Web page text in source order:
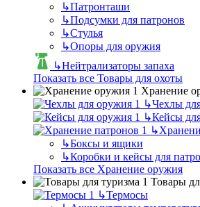
↳Патронташи
↳Подсумки для патронов
↳Стулья
↳Опоры для оружия
↳Нейтрализаторы запаха
Показать все Товары для охоты
Хранение
↳Чехлы
↳Кейсы
↳
↳Боксы и ящики
↳Коробки и кейсы для
Показать все Хранение оружия
Товары
↳Термосы